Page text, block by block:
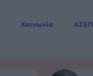
Κοινωνία ΑΣΕΠ